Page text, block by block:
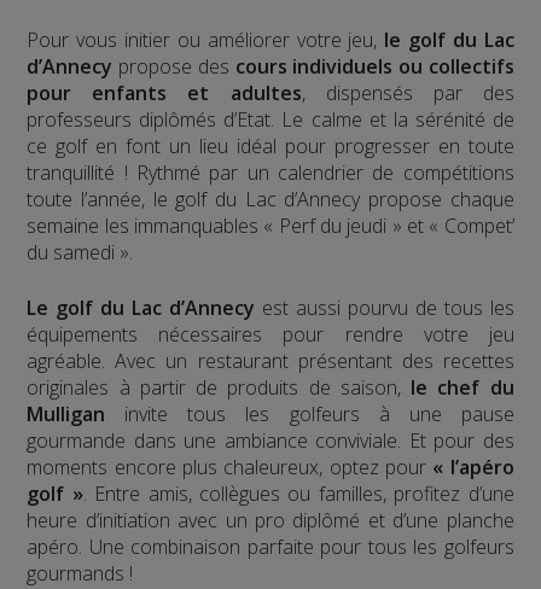
Pour vous initier ou améliorer votre jeu, le golf du Lac
d’Annecy propose des cours individuels ou collectifs
pour enfants et adultes, dispensés par des
professeurs diplômés d’Etat. Le calme et la sérénité de
ce golf en font un lieu idéal pour progresser en toute
tranquillité ! Rythmé par un calendrier de compétitions
toute l’année, le golf du Lac d’Annecy propose chaque
semaine les immanquables « Perf du jeudi » et « Compet’
du samedi ».
Le golf du Lac d’Annecy est aussi pourvu de tous les
équipements nécessaires pour rendre votre jeu
agréable. Avec un restaurant présentant des recettes
originales à partir de produits de saison, le chef du
Mulligan invite tous les golfeurs à une pause
gourmande dans une ambiance conviviale. Et pour des
moments encore plus chaleureux, optez pour « l’apéro
golf ». Entre amis, collègues ou familles, profitez d’une
heure d’initiation avec un pro diplômé et d’une planche
apéro. Une combinaison parfaite pour tous les golfeurs
gourmands !